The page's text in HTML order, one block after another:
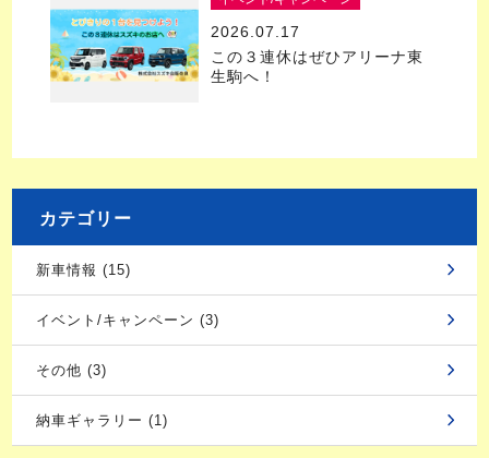
2026.07.17
この３連休はぜひアリーナ東
生駒へ！
カテゴリー
新車情報 (15)
イベント/キャンペーン (3)
その他 (3)
納車ギャラリー (1)